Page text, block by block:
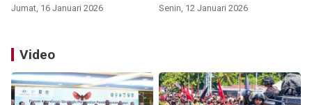
Jumat, 16 Januari 2026 Senin, 12 Januari 2026
Video